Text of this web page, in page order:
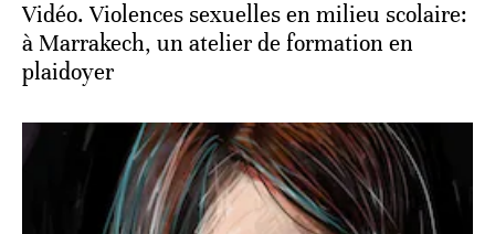
Vidéo. Violences sexuelles en milieu scolaire:
à Marrakech, un atelier de formation en
plaidoyer